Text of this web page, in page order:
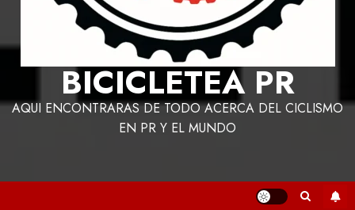
BICICLETEA PR
AQUI ENCONTRARAS DE TODO ACERCA DEL CICLISMO
EN PR Y EL MUNDO